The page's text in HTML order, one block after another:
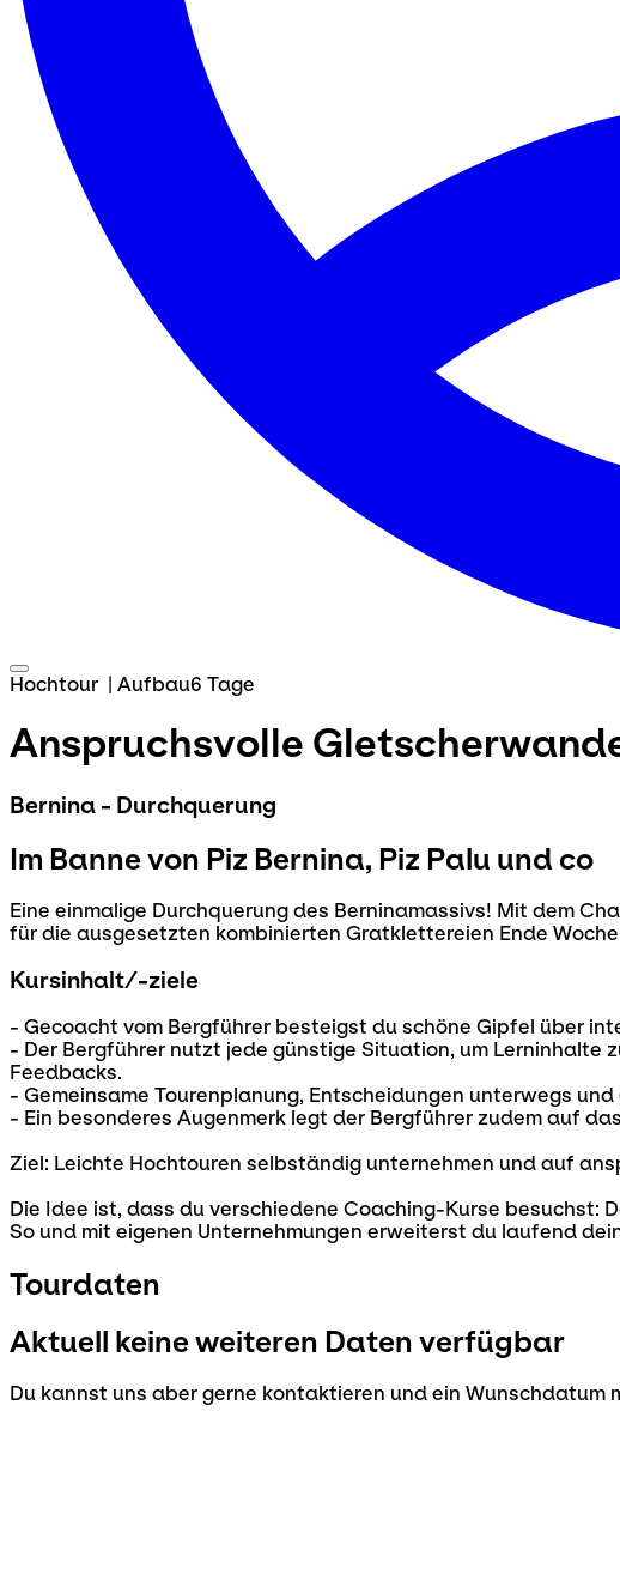
Hochtour | Aufbau6 Tage
Anspruchsvolle
Bernina - Durchquerung
Im Banne von Piz Bernina, Piz Palu und co
Eine einmalige Durchquerung des Berninamassivs! Mit dem
für die ausgesetzten kombinierten Gratklettereien Ende
Kursinhalt/-ziele
- Gecoacht vom Bergführer besteigst du schöne Gipfel über
- Der Bergführer nutzt jede günstige Situation, um Lerninhalte
Feedbacks.
- Gemeinsame Tourenplanung, Entscheidungen unterwegs
- Ein besonderes Augenmerk legt der Bergführer zudem auf
Ziel: Leichte Hochtouren selbständig unternehmen und auf
Die Idee ist, dass du verschiedene Coaching-Kurse besuchst:
So und mit eigenen Unternehmungen erweiterst du laufend
Tourdaten
Aktuell keine weiteren Daten verfügbar
Du kannst uns aber gerne kontaktieren und ein